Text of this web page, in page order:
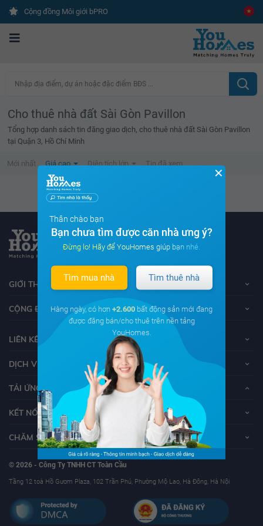
Cộng đồng Môi giới bPRO
Nhập địa điểm, dự án hoặc đặc điểm BĐS ...
Cho thuê nhà đất Sài Gòn Pavillon
Tổng hợp danh sách tin đăng giao dịch, cho thuê nhà đất Sài Gòn Pavillon
tại Quận 3, Hồ Chí Minh
Mới nhất Giá cao Diện tích lớn Tin đã xem
Không tìm thấy tin bất động sản nào
GIỚI THIỆU VỀ YOUHOMES
CỘNG ĐỒNG YOUHOMERS
LIÊN KẾT
DỊCH VỤ KHÁCH HÀNG
TẢI ỨNG DỤNG YOUHOMES
KẾT NỐI VỚI YOUHOMES
CHĂM SÓC KHÁCH HÀNG
© 2026 - Công Ty TNHH CT Toàn Cầu
Tầng 12 toà Hồ Gươm Plaza, 102 Trần Phú, Phường Mộ Lao, Hà Đông, Hà Nội
✕
Thân chào bạn
Bạn chưa tìm được căn nhà ưng ý?
Đừng lo! Hãy để YouHomes giúp bạn nhé.
Tìm mua nhà Tìm thuê nhà
Hàng ngày, có hơn +2.600 bất động sản mới đang
được đăng bán/cho thuê trên nền tảng
YouHomes.